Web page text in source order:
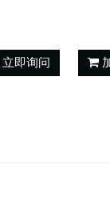
立即询问